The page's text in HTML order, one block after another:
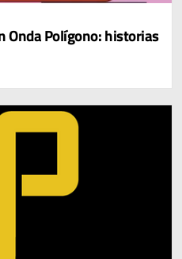
Onda Polígono: historias